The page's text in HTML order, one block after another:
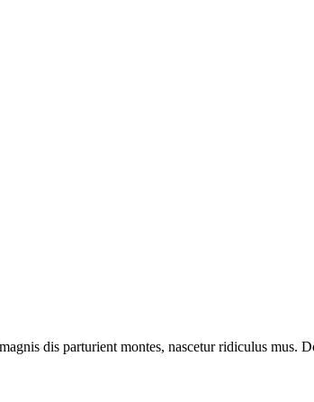
dis parturient montes, nascetur ridiculus mus.